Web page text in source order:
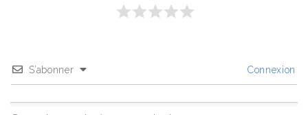
S’abonner Connexion